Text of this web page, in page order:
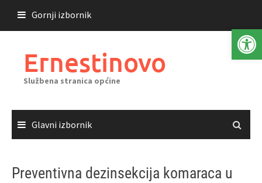
sadržaja
Gornji izbornik
Ernestinovo
Službena stranica općine
Glavni izbornik
Preventivna dezinsekcija komaraca u